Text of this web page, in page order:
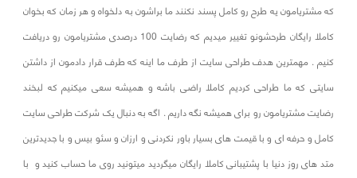
که مشتریامون یه طرح رو کامل پسند نکنند ما براشون به دلخواه و هر زمان که بخوان
کاملا رایگان طرحشونو تغییر میدیم که رضایت 100 درصدی مشتریامون رو دریافت
کنیم . مهمترین هدف طراحی سایت از طرف ما اینه که طرف قرار دادمون از داشتن
سایتی که ما طراحی کردیم کاملا راضی باشه و همیشه سعی میکنیم که لبخند
رضایت مشتریامون رو برای همیشه نگه داریم . اگه به دنبال یک شرکت طراحی سایت
کامل و حرفه ای و با قیمت های بسیار باور نکردنی و ارزان و سئو بیس و با جدیدترین
متد های روز دنیا با پشتیبانی کاملا رایگان میگردید میتونید روی ما حساب کنید و با